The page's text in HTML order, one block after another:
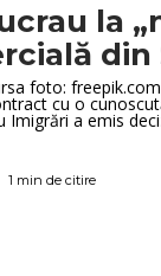
la
din
foto:
cu o
a emis
1 min de citire